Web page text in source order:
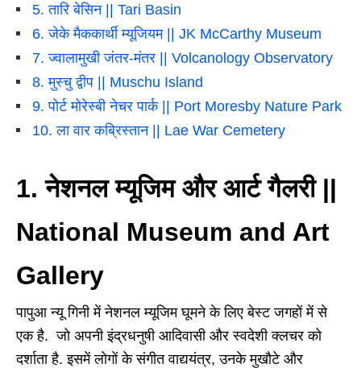
5. तारि बेसिन || Tari Basin
6. जेके मैककार्थी म्यूजियम || JK McCarthy Museum
7. ज्वालामुखी जंतर-मंतर || Volcanology Observatory
8. मुस्चु द्वीप || Muschu Island
9. पोर्ट मोरेस्बी नेचर पार्क || Port Moresby Nature Park
10. ला वार कब्रिस्तान || Lae War Cemetery
1. नेशनल म्यूजिम और आर्ट गैलरी ||
National Museum and Art
Gallery
पापुआ न्यू गिनी में नेशनल म्यूजिम घूमने के लिए बेस्ट जगहों में से
एक है. जो अपनी इंद्रधनुषी आदिवासी और स्वदेशी क्लचर को
दर्शाता है. इसमें लोगों के संगीत वाद्ययंत्र, उनके मुखौटे और